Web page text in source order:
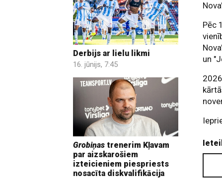
Derbijs ar lielu likmi
16. jūnijs, 7:45
Grobiņas trenerim Kļavam
par aizskarošiem
izteicieniem piespriests
nosacīta diskvalifikācija
Pēc
un